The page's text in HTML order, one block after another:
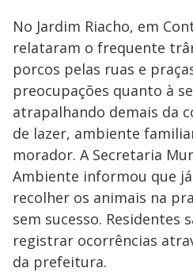
No Jardim Riacho, em
relataram o frequente
porcos pelas ruas e
preocupações quanto à
atrapalhando demais da
de lazer, ambiente
morador. A Secretaria
Ambiente informou que
recolher os animais na
sem sucesso. Residentes
registrar ocorrências
da prefeitura.